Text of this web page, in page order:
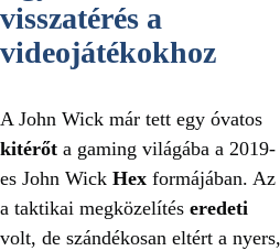
visszatérés a
videojátékokhoz
A John Wick már tett egy óvatos
kitérőt a gaming világába a 2019-
es John Wick Hex formájában. Az
a taktikai megközelítés eredeti
volt, de szándékosan eltért a nyers,